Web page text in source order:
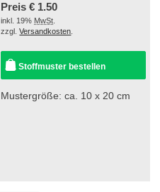
Preis € 1.50
inkl. 19% MwSt
zzgl.Versandkosten
Stoffmuster bestellen
Mustergröße: ca. 10 x 20 cm